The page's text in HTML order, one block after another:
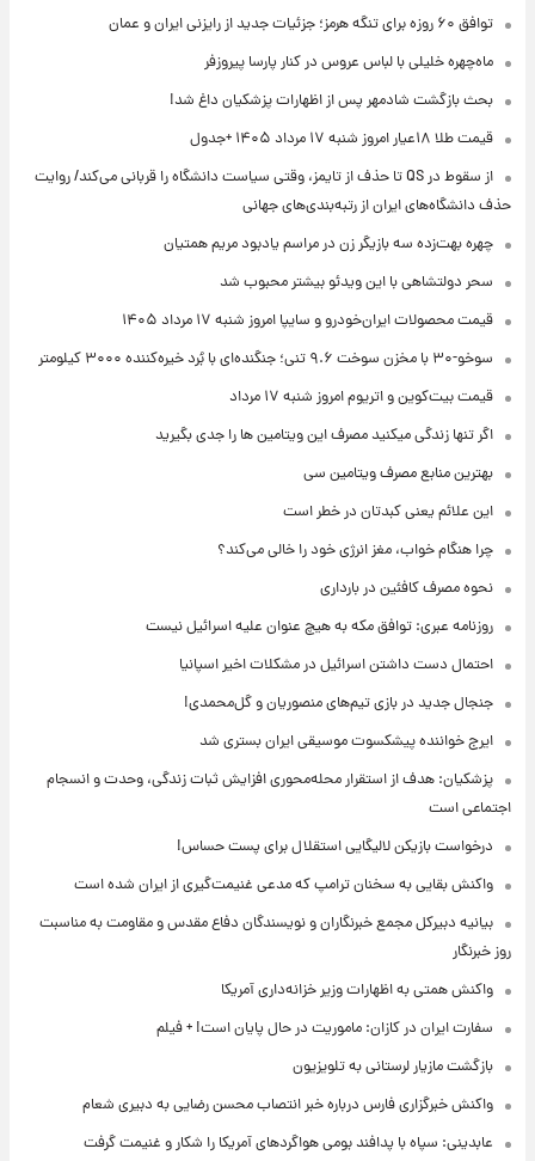
توافق ۶۰ روزه برای تنگه هرمز؛ جزئیات جدید از رایزنی ایران و عمان
ماه‌چهره خلیلی با لباس عروس در کنار پارسا پیروزفر
بحث بازگشت شادمهر پس از اظهارات پزشکیان داغ شد!
قیمت طلا ۱۸عیار امروز شنبه ۱۷ مرداد ۱۴۰۵ +جدول
از سقوط در QS تا حذف از تایمز، وقتی سیاست دانشگاه را قربانی می‌کند/ روایت
حذف دانشگاه‌های ایران از رتبه‌بندی‌های جهانی
چهره بهت‌زده سه بازیگر زن در مراسم یادبود مریم همتیان
سحر دولتشاهی با این ویدئو بیشتر محبوب شد
قیمت محصولات ایران‌خودرو و سایپا امروز شنبه ۱۷ مرداد ۱۴۰۵
سوخو-۳۰ با مخزن سوخت ۹.۶ تنی؛ جنگنده‌ای با بُرد خیره‌کننده ۳۰۰۰ کیلومتر
قیمت بیت‌کوین و اتریوم امروز شنبه ۱۷ مرداد
اگر تنها زندگی میکنید مصرف این ویتامین ها را جدی بگیرید
بهترین منابع مصرف ویتامین سی
این علائم یعنی کبدتان در خطر است
چرا هنگام خواب، مغز انرژی خود را خالی می‌کند؟
نحوه مصرف کافئین در بارداری
روزنامه عبری: توافق مکه به هیچ عنوان علیه اسرائیل نیست
احتمال دست داشتن اسرائیل در مشکلات اخیر اسپانیا
جنجال جدید در بازی تیم‌های منصوریان و گل‌محمدی!
ایرج خواننده پیشکسوت موسیقی ایران بستری شد
پزشکیان: هدف از استقرار محله‌محوری افزایش ثبات زندگی، وحدت و انسجام
اجتماعی است
درخواست بازیکن لالیگایی استقلال برای پست حساس!
واکنش بقایی به سخنان ترامپ که مدعی غنیمت‌گیری از ایران شده است
بیانیه دبیرکل مجمع خبرنگاران و نویسندگان دفاع مقدس و مقاومت به مناسبت
روز خبرنگار
واکنش همتی به اظهارات وزیر خزانه‌داری آمریکا
سفارت ایران در کازان: ماموریت در حال پایان است! + فیلم
بازگشت مازیار لرستانی به تلویزیون
واکنش خبرگزاری فارس درباره خبر انتصاب محسن رضایی به دبیری شعام
عابدینی: سپاه با پدافند بومی هواگردهای آمریکا را شکار و غنیمت گرفت